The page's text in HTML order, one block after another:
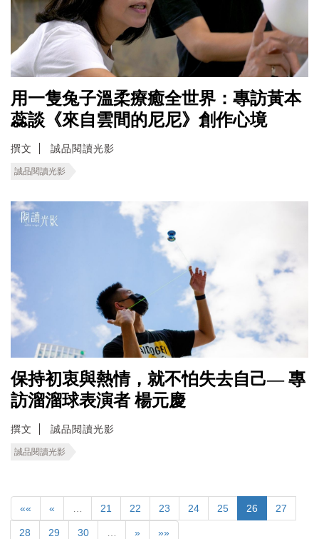
用一隻兔子溫柔療癒全世界：專訪黃本
蕊談《來自雲間的尼尼》創作心境
撰文 誠品閱讀光影
誠品閱讀光影
保持初衷與熱情，就不怕失去自己— 專
訪溜溜球表演者 楊元慶
撰文 誠品閱讀光影
誠品閱讀光影
«« « 21 22 23 24 25 26 27
28 29 30 » »»